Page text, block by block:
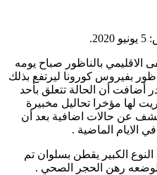
بالناظور صباح يومه
بفيروس كورونا ليرتفع بذلك
أضافت أن الحالة تتعلق بأحد
لها مؤخرا تحاليل مخبيرة
عن حالات اضافية بعد أن
الايام الماضية .
الكبير يقطن بسلوان تم
لوضعه رهن الحجر الصحي .